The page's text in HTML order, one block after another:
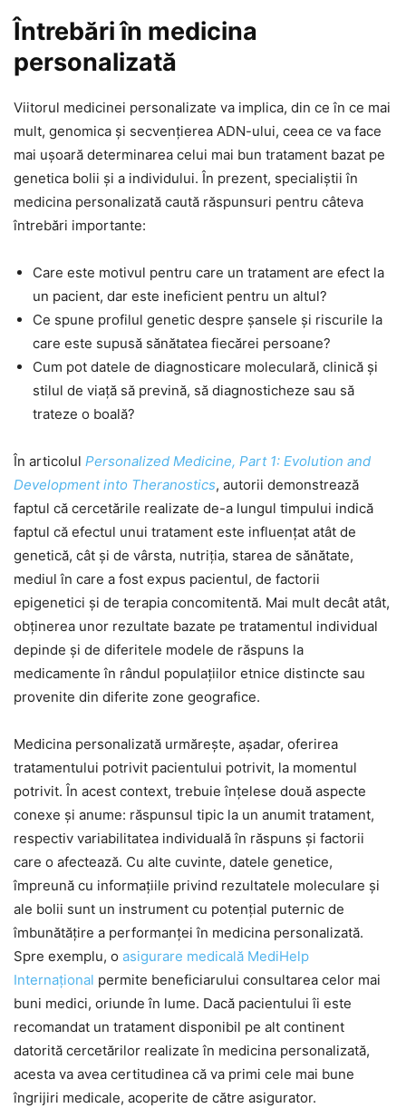
Întrebări în medicina
personalizată
Viitorul medicinei personalizate va implica, din ce în ce mai
mult, genomica și secvențierea ADN-ului, ceea ce va face
mai ușoară determinarea celui mai bun tratament bazat pe
genetica bolii și a individului. În prezent, specialiștii în
medicina personalizată caută răspunsuri pentru câteva
întrebări importante:
Care este motivul pentru care un tratament are efect la
un pacient, dar este ineficient pentru un altul?
Ce spune profilul genetic despre șansele și riscurile la
care este supusă sănătatea fiecărei persoane?
Cum pot datele de diagnosticare moleculară, clinică și
stilul de viață să prevină, să diagnosticheze sau să
trateze o boală?
În articolul Personalized Medicine, Part 1: Evolution and
Development into Theranostics, autorii demonstrează
faptul că cercetările realizate de-a lungul timpului indică
faptul că efectul unui tratament este influențat atât de
genetică, cât și de vârsta, nutriția, starea de sănătate,
mediul în care a fost expus pacientul, de factorii
epigenetici și de terapia concomitentă. Mai mult decât atât,
obținerea unor rezultate bazate pe tratamentul individual
depinde și de diferitele modele de răspuns la
medicamente în rândul populațiilor etnice distincte sau
provenite din diferite zone geografice.
Medicina personalizată urmărește, așadar, oferirea
tratamentului potrivit pacientului potrivit, la momentul
potrivit. În acest context, trebuie înțelese două aspecte
conexe și anume: răspunsul tipic la un anumit tratament,
respectiv variabilitatea individuală în răspuns și factorii
care o afectează. Cu alte cuvinte, datele genetice,
împreună cu informațiile privind rezultatele moleculare și
ale bolii sunt un instrument cu potențial puternic de
îmbunătățire a performanței în medicina personalizată.
Spre exemplu, o asigurare medicală MediHelp
Internațional permite beneficiarului consultarea celor mai
buni medici, oriunde în lume. Dacă pacientului îi este
recomandat un tratament disponibil pe alt continent
datorită cercetărilor realizate în medicina personalizată,
acesta va avea certitudinea că va primi cele mai bune
îngrijiri medicale, acoperite de către asigurator.